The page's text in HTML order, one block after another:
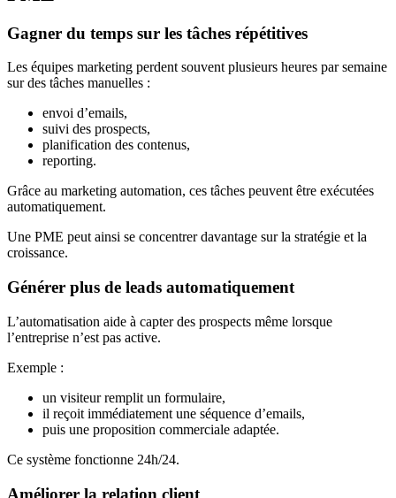
Gagner du temps sur les tâches répétitives
Les équipes marketing perdent souvent plusieurs heures par semaine
sur des tâches manuelles :
envoi d’emails,
suivi des prospects,
planification des contenus,
reporting.
Grâce au marketing automation, ces tâches peuvent être exécutées
automatiquement.
Une PME peut ainsi se concentrer davantage sur la stratégie et la
croissance.
Générer plus de leads automatiquement
L’automatisation aide à capter des prospects même lorsque
l’entreprise n’est pas active.
Exemple :
un visiteur remplit un formulaire,
il reçoit immédiatement une séquence d’emails,
puis une proposition commerciale adaptée.
Ce système fonctionne 24h/24.
Améliorer la relation client